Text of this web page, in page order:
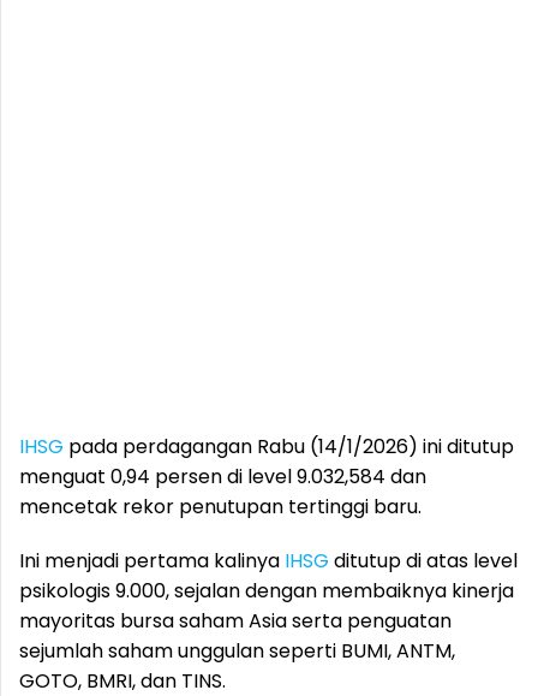
IHSG pada perdagangan Rabu (14/1/2026) ini ditutup
menguat 0,94 persen di level 9.032,584 dan
mencetak rekor penutupan tertinggi baru.
Ini menjadi pertama kalinya IHSG ditutup di atas level
psikologis 9.000, sejalan dengan membaiknya kinerja
mayoritas bursa saham Asia serta penguatan
sejumlah saham unggulan seperti BUMI, ANTM,
GOTO, BMRI, dan TINS.